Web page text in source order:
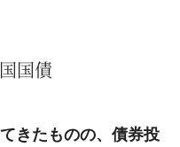
国債
きたものの、債券投